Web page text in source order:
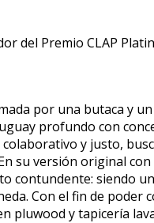
del Premio CLAP
por una butaca y
profundo con
y justo,
su versión original
contundente: siendo
Con el fin de poder
pluwood y tapicería